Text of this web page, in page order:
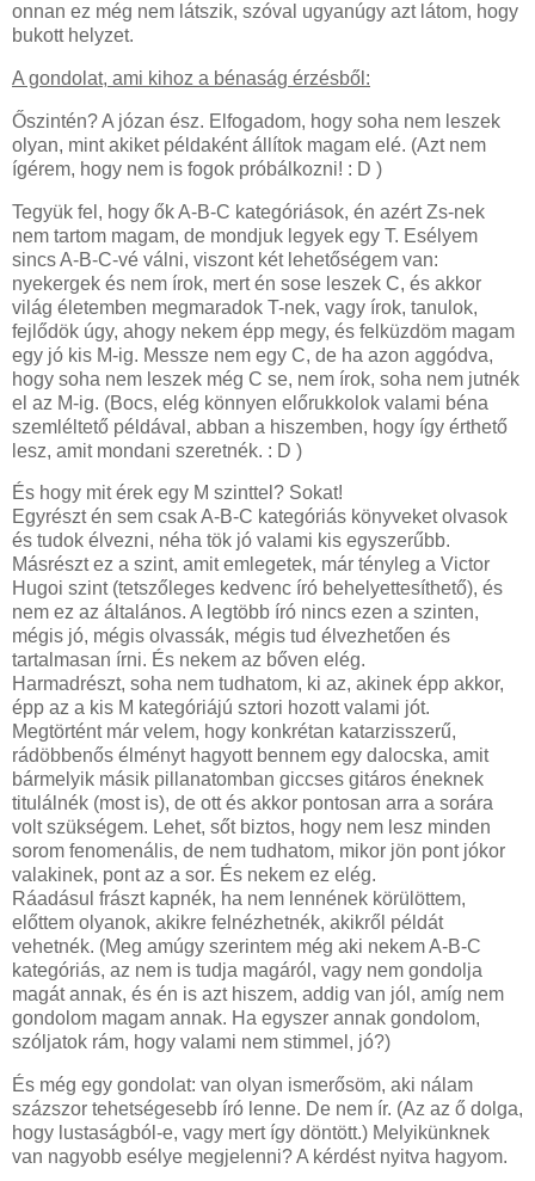
onnan ez még nem látszik, szóval ugyanúgy azt látom, hogy
bukott helyzet.
A gondolat, ami kihoz a bénaság érzésből:
Őszintén? A józan ész. Elfogadom, hogy soha nem leszek
olyan, mint akiket példaként állítok magam elé. (Azt nem
ígérem, hogy nem is fogok próbálkozni! : D )
Tegyük fel, hogy ők A-B-C kategóriások, én azért Zs-nek
nem tartom magam, de mondjuk legyek egy T. Esélyem
sincs A-B-C-vé válni, viszont két lehetőségem van:
nyekergek és nem írok, mert én sose leszek C, és akkor
világ életemben megmaradok T-nek, vagy írok, tanulok,
fejlődök úgy, ahogy nekem épp megy, és felküzdöm magam
egy jó kis M-ig. Messze nem egy C, de ha azon aggódva,
hogy soha nem leszek még C se, nem írok, soha nem jutnék
el az M-ig. (Bocs, elég könnyen előrukkolok valami béna
szemléltető példával, abban a hiszemben, hogy így érthető
lesz, amit mondani szeretnék. : D )
És hogy mit érek egy M szinttel? Sokat!
Egyrészt én sem csak A-B-C kategóriás könyveket olvasok
és tudok élvezni, néha tök jó valami kis egyszerűbb.
Másrészt ez a szint, amit emlegetek, már tényleg a Victor
Hugoi szint (tetszőleges kedvenc író behelyettesíthető), és
nem ez az általános. A legtöbb író nincs ezen a szinten,
mégis jó, mégis olvassák, mégis tud élvezhetően és
tartalmasan írni. És nekem az bőven elég.
Harmadrészt, soha nem tudhatom, ki az, akinek épp akkor,
épp az a kis M kategóriájú sztori hozott valami jót.
Megtörtént már velem, hogy konkrétan katarzisszerű,
rádöbbenős élményt hagyott bennem egy dalocska, amit
bármelyik másik pillanatomban giccses gitáros éneknek
titulálnék (most is), de ott és akkor pontosan arra a sorára
volt szükségem. Lehet, sőt biztos, hogy nem lesz minden
sorom fenomenális, de nem tudhatom, mikor jön pont jókor
valakinek, pont az a sor. És nekem ez elég.
Ráadásul frászt kapnék, ha nem lennének körülöttem,
előttem olyanok, akikre felnézhetnék, akikről példát
vehetnék. (Meg amúgy szerintem még aki nekem A-B-C
kategóriás, az nem is tudja magáról, vagy nem gondolja
magát annak, és én is azt hiszem, addig van jól, amíg nem
gondolom magam annak. Ha egyszer annak gondolom,
szóljatok rám, hogy valami nem stimmel, jó?)
És még egy gondolat: van olyan ismerősöm, aki nálam
százszor tehetségesebb író lenne. De nem ír. (Az az ő dolga,
hogy lustaságból-e, vagy mert így döntött.) Melyikünknek
van nagyobb esélye megjelenni? A kérdést nyitva hagyom.